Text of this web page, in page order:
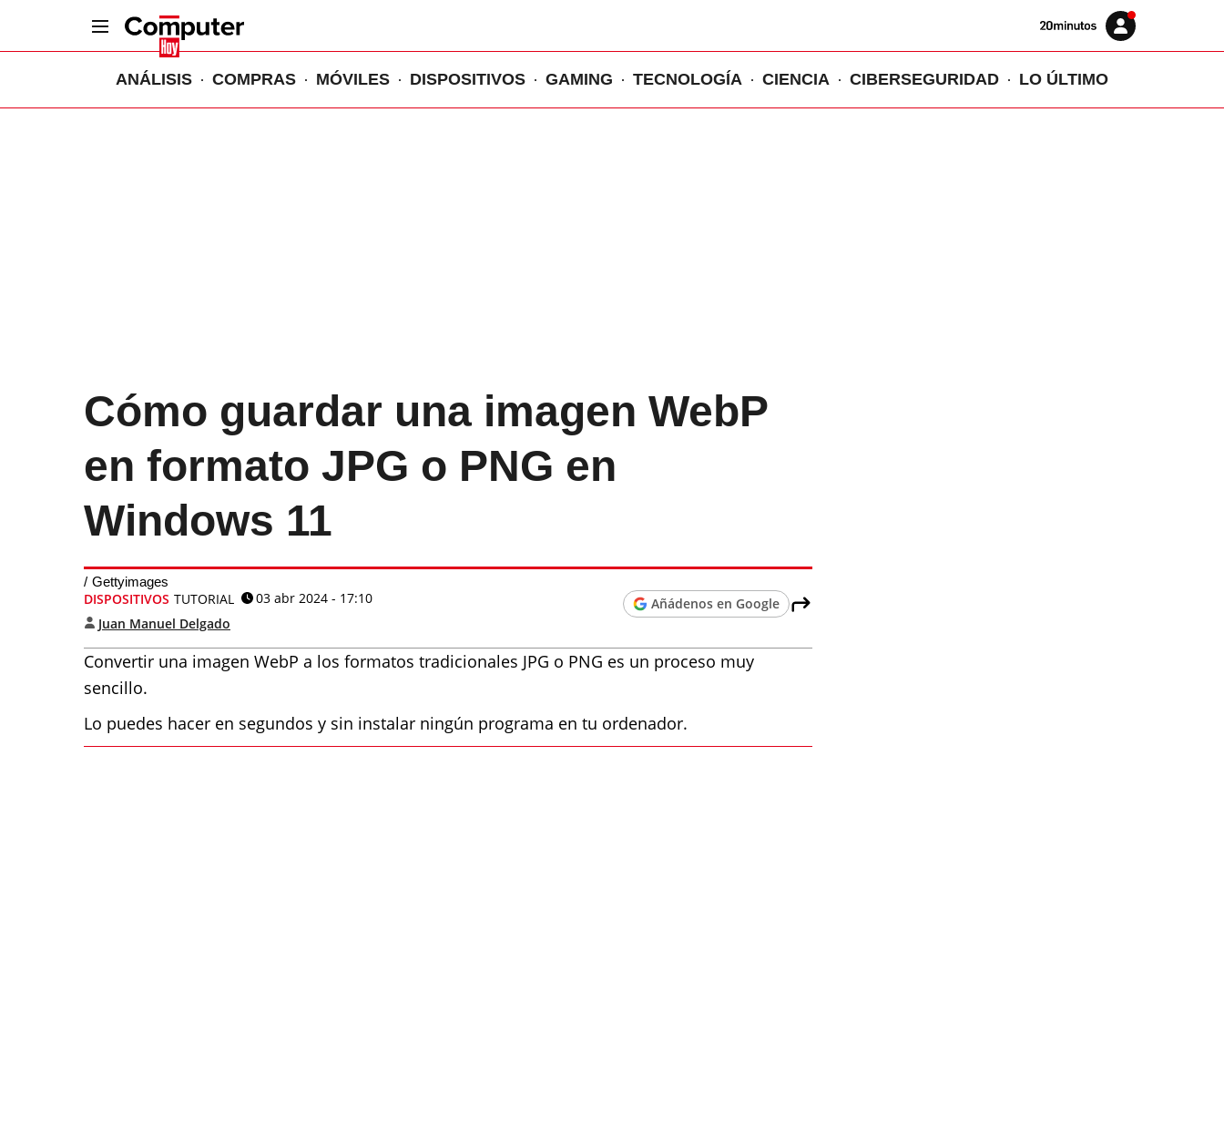
Volver
Iniciar
sesión
ANÁLISIS COMPRAS MÓVILES DISPOSITIVOS GAMING TECNOLOGÍA CIENCIA CIBERSEGURIDAD LO ÚLTIMO
Cómo guardar una imagen WebP
en formato JPG o PNG en
Windows 11
Gettyimages
DISPOSITIVOS TUTORIAL
03 abr 2024 - 17:10
Juan Manuel Delgado
Añádenos en Google
Convertir una imagen WebP a los formatos tradicionales JPG o PNG es un proceso muy
sencillo.
Lo puedes hacer en segundos y sin instalar ningún programa en tu ordenador.